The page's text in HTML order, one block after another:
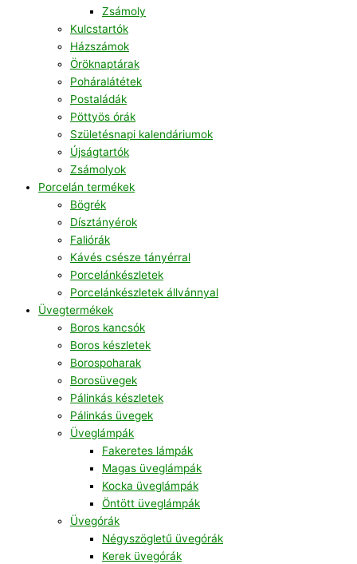
Zsámoly
Kulcstartók
Házszámok
Öröknaptárak
Poháralátétek
Postaládák
Pöttyös órák
Születésnapi kalendáriumok
Újságtartók
Zsámolyok
Porcelán termékek
Bögrék
Dísztányérok
Faliórák
Kávés csésze tányérral
Porcelánkészletek
Porcelánkészletek állvánnyal
Üvegtermékek
Boros kancsók
Boros készletek
Borospoharak
Borosüvegek
Pálinkás készletek
Pálinkás üvegek
Üveglámpák
Fakeretes lámpák
Magas üveglámpák
Kocka üveglámpák
Öntött üveglámpák
Üvegórák
Négyszögletű üvegórák
Kerek üvegórák